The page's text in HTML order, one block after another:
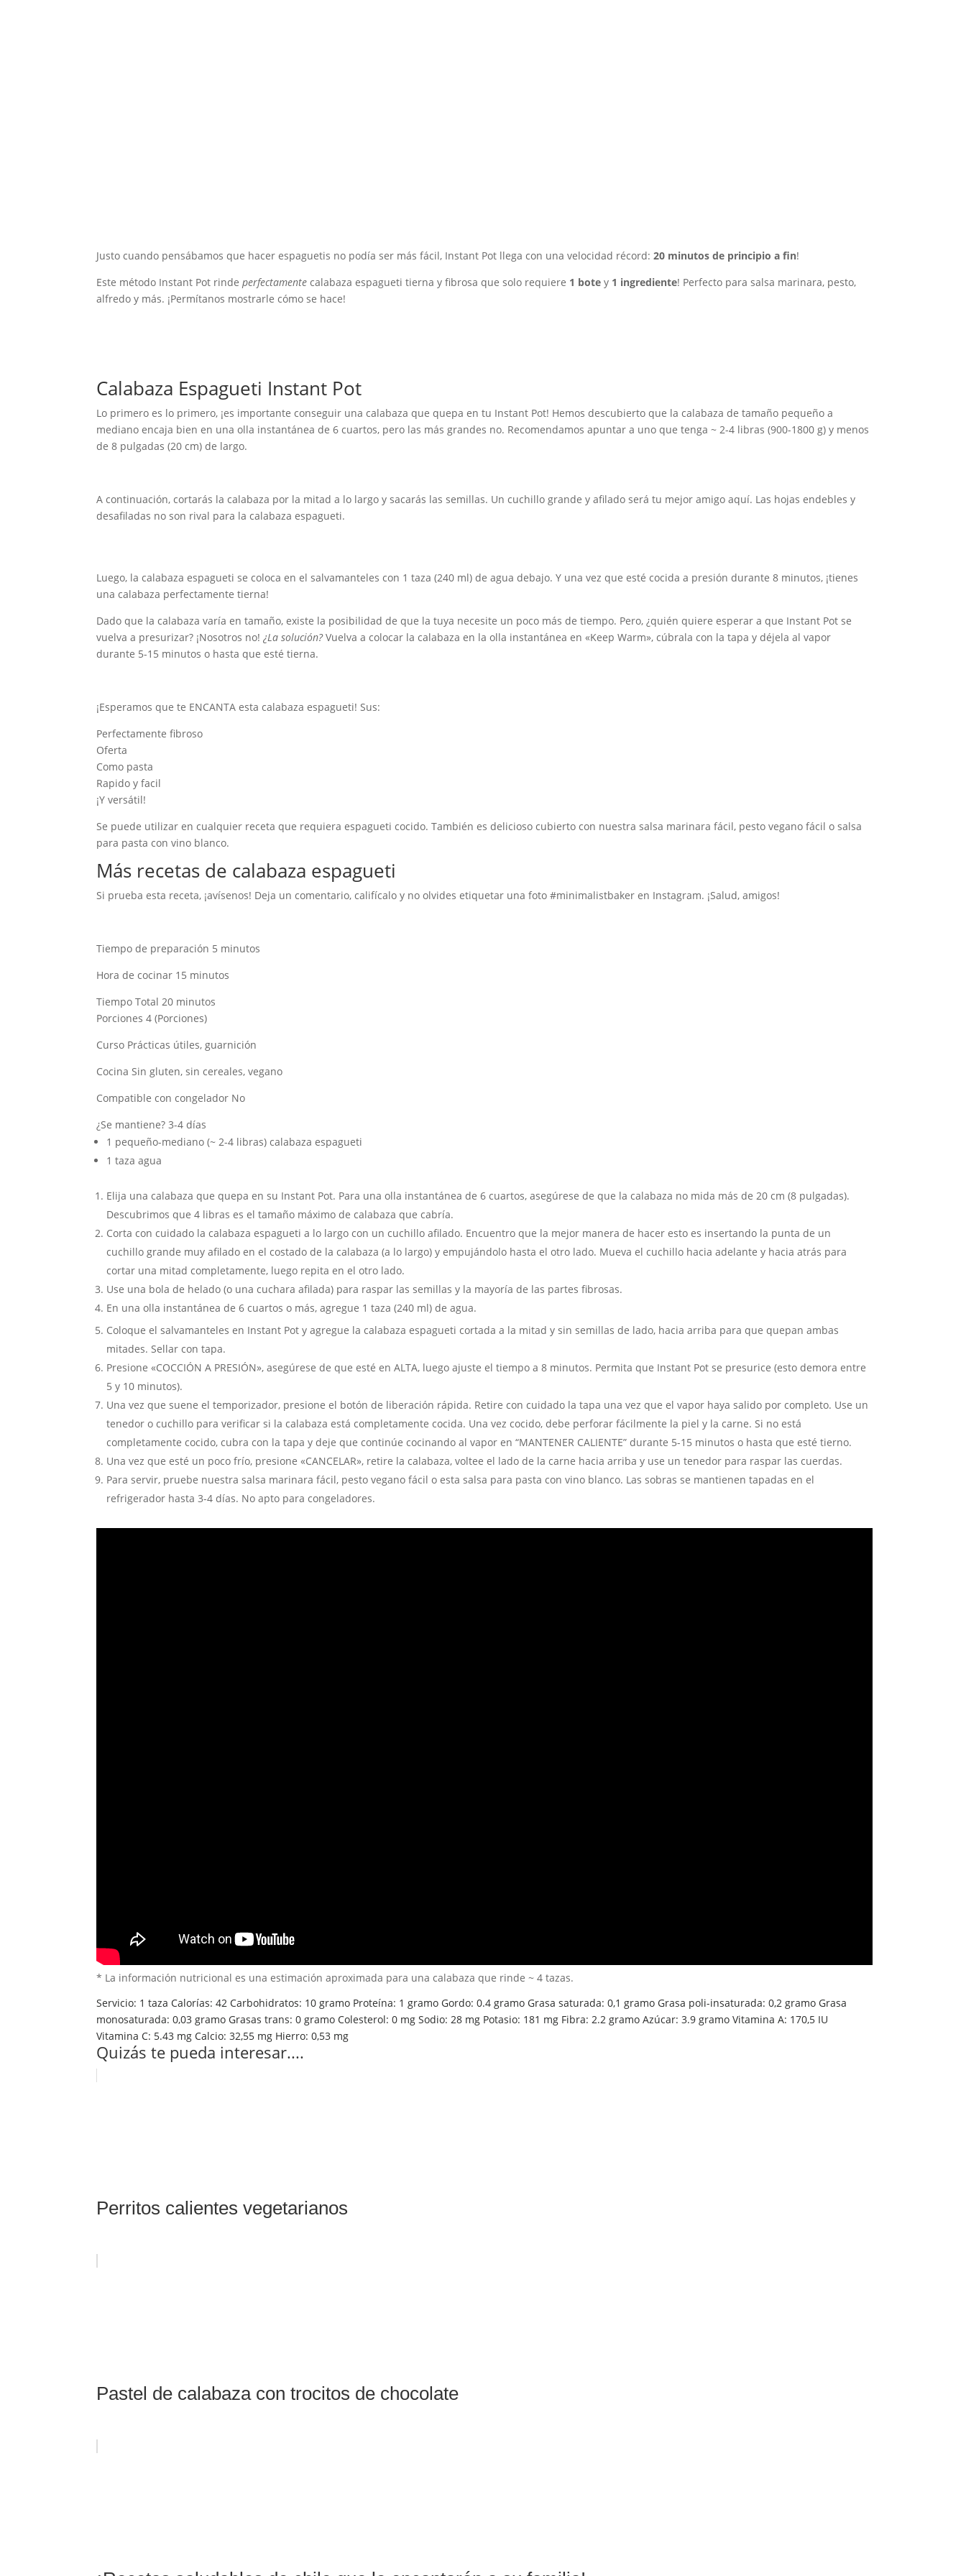
Justo cuando pensábamos que hacer espaguetis no podía ser más fácil, Instant Pot llega con una velocidad récord:20 minutos de principio a fin!
Este método Instant Pot rindeperfectamente calabaza espagueti tierna y fibrosa que solo requiere 1 bote y 1 ingrediente! Perfecto para salsa marinara, pesto,
alfredo y más. ¡Permítanos mostrarle cómo se hace!
Calabaza Espagueti Instant Pot
Lo primero es lo primero, ¡es importante conseguir una calabaza que quepa en tu Instant Pot! Hemos descubierto que la calabaza de tamaño pequeño a
mediano encaja bien en una olla instantánea de 6 cuartos, pero las más grandes no. Recomendamos apuntar a uno que tenga ~ 2-4 libras (900-1800 g) y menos
de 8 pulgadas (20 cm) de largo.
A continuación, cortarás la calabaza por la mitad a lo largo y sacarás las semillas. Un cuchillo grande y afilado será tu mejor amigo aquí. Las hojas endebles y
desafiladas no son rival para la calabaza espagueti.
Luego, la calabaza espagueti se coloca en el salvamanteles con 1 taza (240 ml) de agua debajo. Y una vez que esté cocida a presión durante 8 minutos, ¡tienes
una calabaza perfectamente tierna!
Dado que la calabaza varía en tamaño, existe la posibilidad de que la tuya necesite un poco más de tiempo. Pero, ¿quién quiere esperar a que Instant Pot se
vuelva a presurizar? ¡Nosotros no!¿La solución?Vuelva a colocar la calabaza en la olla instantánea en «Keep Warm», cúbrala con la tapa y déjela al vapor
durante 5-15 minutos o hasta que esté tierna.
¡Esperamos que te ENCANTA esta calabaza espagueti! Sus:
Perfectamente fibroso
Oferta
Como pasta
Rapido y facil
¡Y versátil!
Se puede utilizar en cualquier receta que requiera espagueti cocido. También es delicioso cubierto con nuestra salsa marinara fácil, pesto vegano fácil o salsa
para pasta con vino blanco.
Más recetas de calabaza espagueti
Si prueba esta receta, ¡avísenos! Deja un comentario, califícalo y no olvides etiquetar una foto #minimalistbaker en Instagram. ¡Salud, amigos!
Tiempo de preparación 5 minutos
Hora de cocinar 15 minutos
Tiempo Total20 minutos
Porciones4 (Porciones)
Curso Prácticas útiles, guarnición
CocinaSin gluten, sin cereales, vegano
Compatible con congelador No
¿Se mantiene?3-4 días
1 pequeño-mediano (~ 2-4 libras) calabaza espagueti
1 taza agua
Elija una calabaza que quepa en su Instant Pot. Para una olla instantánea de 6 cuartos, asegúrese de que la calabaza no mida más de 20 cm (8 pulgadas).
Descubrimos que 4 libras es el tamaño máximo de calabaza que cabría.
Corta con cuidado la calabaza espagueti a lo largo con un cuchillo afilado. Encuentro que la mejor manera de hacer esto es insertando la punta de un
cuchillo grande muy afilado en el costado de la calabaza (a lo largo) y empujándolo hasta el otro lado. Mueva el cuchillo hacia adelante y hacia atrás para
cortar una mitad completamente, luego repita en el otro lado.
Use una bola de helado (o una cuchara afilada) para raspar las semillas y la mayoría de las partes fibrosas.
En una olla instantánea de 6 cuartos o más, agregue 1 taza (240 ml) de agua.
Coloque el salvamanteles en Instant Pot y agregue la calabaza espagueti cortada a la mitad y sin semillas de lado, hacia arriba para que quepan ambas
mitades. Sellar con tapa.
Presione «COCCIÓN A PRESIÓN», asegúrese de que esté en ALTA, luego ajuste el tiempo a 8 minutos. Permita que Instant Pot se presurice (esto demora entre
5 y 10 minutos).
Una vez que suene el temporizador, presione el botón de liberación rápida. Retire con cuidado la tapa una vez que el vapor haya salido por completo. Use un
tenedor o cuchillo para verificar si la calabaza está completamente cocida. Una vez cocido, debe perforar fácilmente la piel y la carne. Si no está
completamente cocido, cubra con la tapa y deje que continúe cocinando al vapor en “MANTENER CALIENTE” durante 5-15 minutos o hasta que esté tierno.
Una vez que esté un poco frío, presione «CANCELAR», retire la calabaza, voltee el lado de la carne hacia arriba y use un tenedor para raspar las cuerdas.
Para servir, pruebe nuestra salsa marinara fácil, pesto vegano fácil o esta salsa para pasta con vino blanco. Las sobras se mantienen tapadas en el
refrigerador hasta 3-4 días. No apto para congeladores.
* La información nutricional es una estimación aproximada para una calabaza que rinde ~ 4 tazas.
Servicio: 1 taza Calorías:42 Carbohidratos: 10 gramo Proteína: 1 gramo Gordo:0.4 gramo Grasa saturada:0,1 gramo Grasa poli-insaturada:0,2 gramo Grasa
monosaturada:0,03 gramo Grasas trans:0 gramo Colesterol:0 mg Sodio:28 mg Potasio: 181 mg Fibra:2.2 gramo Azúcar:3.9 gramo Vitamina A: 170,5 IU
Vitamina C: 5.43 mg Calcio:32,55 mg Hierro:0,53 mg
Quizás te pueda interesar....
Perritos calientes vegetarianos
Pastel de calabaza con trocitos de chocolate